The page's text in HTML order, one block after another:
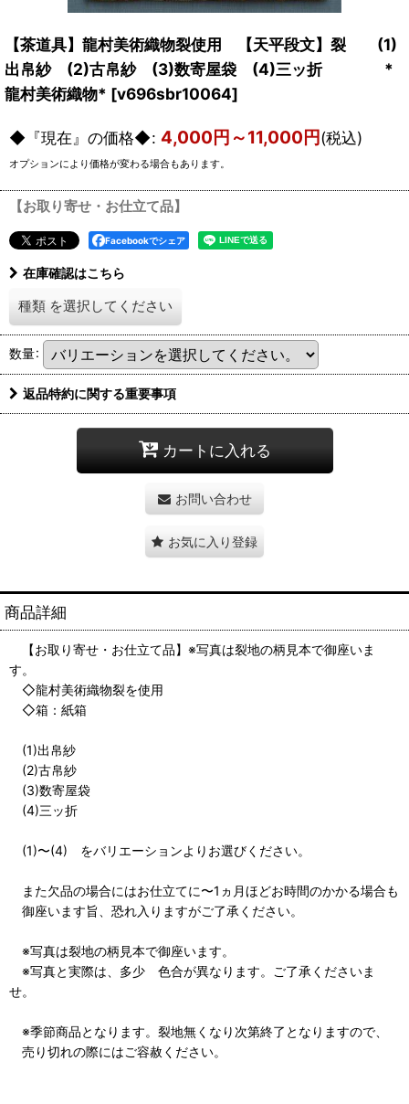
【茶道具】龍村美術織物裂使用 【天平段文】裂 (1)
出帛紗 (2)古帛紗 (3)数寄屋袋 (4)三ッ折 *
龍村美術織物* [v696sbr10064]
◆『現在』の価格◆: 4,000円 ～11,000円(税込)
オプションにより価格が変わる場合もあります。
【お取り寄せ・お仕立て品】
Facebookでシェア
在庫確認はこちら
種類 を選択してください
数量:
返品特約に関する重要事項
カートに入れる
お問い合わせ
お気に入り登録
商品詳細
【お取り寄せ・お仕立て品】※写真は裂地の柄見本で御座いま
す。
◇龍村美術織物裂を使用
◇箱：紙箱
(1)出帛紗
(2)古帛紗
(3)数寄屋袋
(4)三ッ折
(1)〜(4) をバリエーションよりお選びください。
また欠品の場合にはお仕立てに〜1ヵ月ほどお時間のかかる場合も
御座います旨、恐れ入りますがご了承ください。
※写真は裂地の柄見本で御座います。
※写真と実際は、多少 色合が異なります。ご了承くださいま
せ。
※季節商品となります。裂地無くなり次第終了となりますので、
売り切れの際にはご容赦ください。